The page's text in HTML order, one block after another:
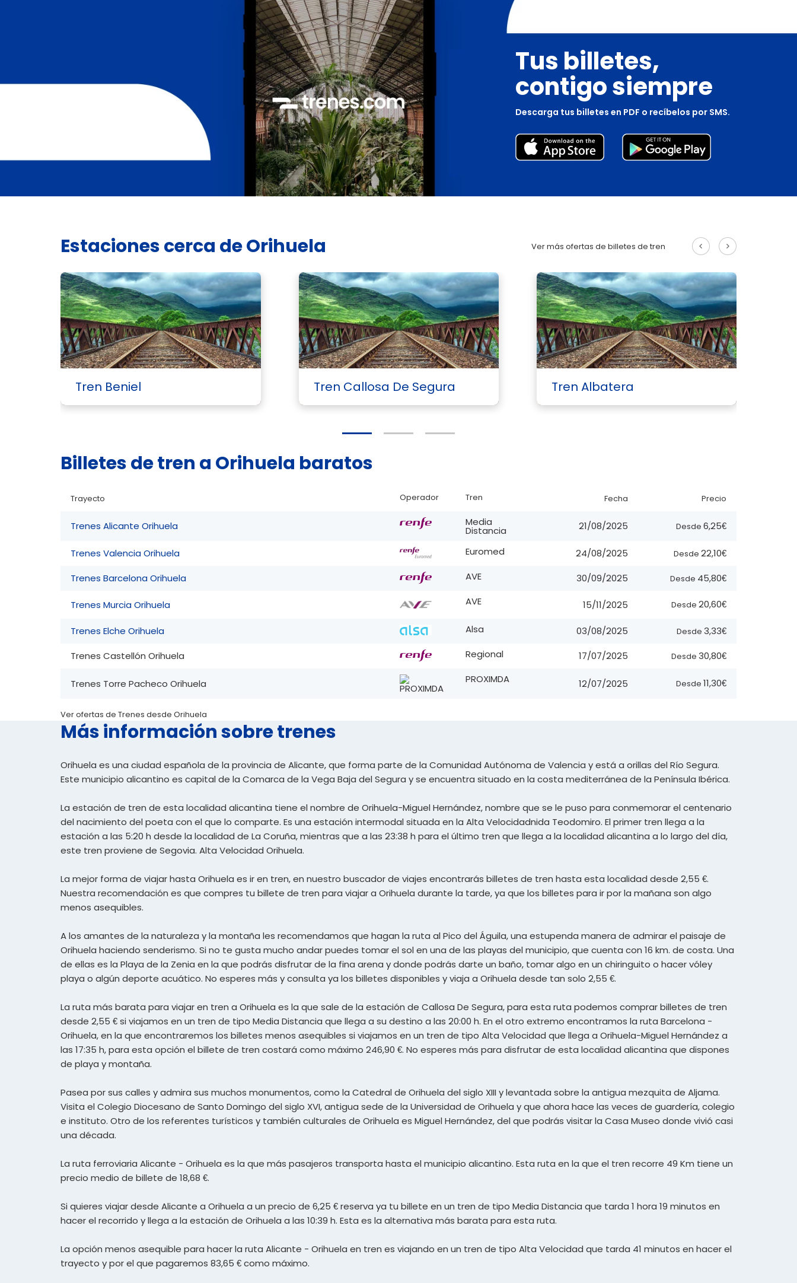
Tus billetes,
contigo siempre
Descarga tus billetes en PDF o recíbelos por SMS.
Estaciones cerca de Orihuela Ver más ofertas de billetes de tren
Tren Beniel Tren Callosa De Segura Tren Albatera
Billetes de tren a Orihuela baratos
Trayecto Operador Tren Fecha Precio
Trenes Alicante Orihuela Media
Distancia 21/08/2025 Desde 6,25€
Trenes Valencia Orihuela Euromed 24/08/2025 Desde 22,10€
Trenes Barcelona Orihuela AVE 30/09/2025 Desde 45,80€
Trenes Murcia Orihuela AVE 15/11/2025 Desde 20,60€
Trenes Elche Orihuela Alsa 03/08/2025 Desde 3,33€
Trenes Castellón Orihuela Regional 17/07/2025 Desde 30,80€
Trenes Torre Pacheco Orihuela PROXIMDA 12/07/2025 Desde 11,30€
Ver ofertas de Trenes desde Orihuela
Más información sobre trenes
Orihuela es una ciudad española de la provincia de Alicante, que forma parte de la Comunidad Autónoma de Valencia y está a orillas del Río Segura.
Este municipio alicantino es capital de la Comarca de la Vega Baja del Segura y se encuentra situado en la costa mediterránea de la Península Ibérica.
La estación de tren de esta localidad alicantina tiene el nombre de Orihuela-Miguel Hernández, nombre que se le puso para conmemorar el centenario
del nacimiento del poeta con el que lo comparte. Es una estación intermodal situada en la Alta Velocidadnida Teodomiro. El primer tren llega a la
estación a las 5:20 h desde la localidad de La Coruña, mientras que a las 23:38 h para el último tren que llega a la localidad alicantina a lo largo del día,
este tren proviene de Segovia. Alta Velocidad Orihuela.
La mejor forma de viajar hasta Orihuela es ir en tren, en nuestro buscador de viajes encontrarás billetes de tren hasta esta localidad desde 2,55 €.
Nuestra recomendación es que compres tu billete de tren para viajar a Orihuela durante la tarde, ya que los billetes para ir por la mañana son algo
menos asequibles.
A los amantes de la naturaleza y la montaña les recomendamos que hagan la ruta al Pico del Águila, una estupenda manera de admirar el paisaje de
Orihuela haciendo senderismo. Si no te gusta mucho andar puedes tomar el sol en una de las playas del municipio, que cuenta con 16 km. de costa. Una
de ellas es la Playa de la Zenia en la que podrás disfrutar de la fina arena y donde podrás darte un baño, tomar algo en un chiringuito o hacer vóley
playa o algún deporte acuático. No esperes más y consulta ya los billetes disponibles y viaja a Orihuela desde tan solo 2,55 €.
La ruta más barata para viajar en tren a Orihuela es la que sale de la estación de Callosa De Segura, para esta ruta podemos comprar billetes de tren
desde 2,55 € si viajamos en un tren de tipo Media Distancia que llega a su destino a las 20:00 h. En el otro extremo encontramos la ruta Barcelona -
Orihuela, en la que encontraremos los billetes menos asequibles si viajamos en un tren de tipo Alta Velocidad que llega a Orihuela-Miguel Hernández a
las 17:35 h, para esta opción el billete de tren costará como máximo 246,90 €. No esperes más para disfrutar de esta localidad alicantina que dispones
de playa y montaña.
Pasea por sus calles y admira sus muchos monumentos, como la Catedral de Orihuela del siglo XIII y levantada sobre la antigua mezquita de Aljama.
Visita el Colegio Diocesano de Santo Domingo del siglo XVI, antigua sede de la Universidad de Orihuela y que ahora hace las veces de guardería, colegio
e instituto. Otro de los referentes turísticos y también culturales de Orihuela es Miguel Hernández, del que podrás visitar la Casa Museo donde vivió casi
una década.
La ruta ferroviaria Alicante - Orihuela es la que más pasajeros transporta hasta el municipio alicantino. Esta ruta en la que el tren recorre 49 Km tiene un
precio medio de billete de 18,68 €.
Si quieres viajar desde Alicante a Orihuela a un precio de 6,25 € reserva ya tu billete en un tren de tipo Media Distancia que tarda 1 hora 19 minutos en
hacer el recorrido y llega a la estación de Orihuela a las 10:39 h. Esta es la alternativa más barata para esta ruta.
La opción menos asequible para hacer la ruta Alicante - Orihuela en tren es viajando en un tren de tipo Alta Velocidad que tarda 41 minutos en hacer el
trayecto y por el que pagaremos 83,65 € como máximo.